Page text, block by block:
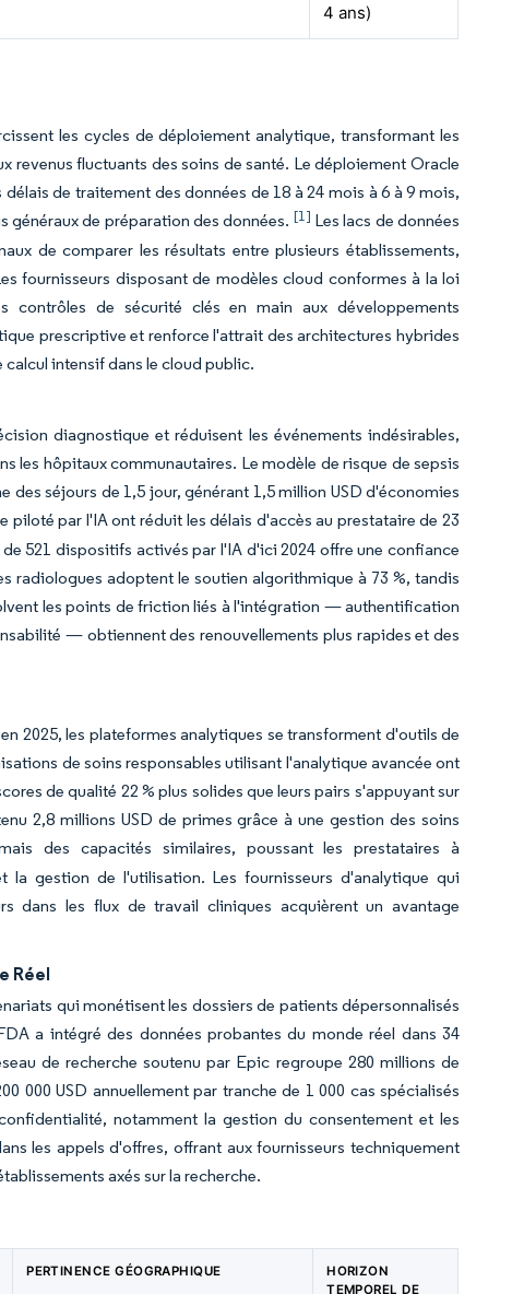
4 ans)
les cycles de déploiement analytique, transformant les
revenus fluctuants des soins de santé. Le déploiement Oracle
de traitement des données de 18 à 24 mois à 6 à 9 mois,
généraux de préparation des données. [1] Les lacs de données
de comparer les résultats entre plusieurs établissements,
fournisseurs disposant de modèles cloud conformes à la loi
contrôles de sécurité clés en main aux développements
prescriptive et renforce l'attrait des architectures hybrides
intensif dans le cloud public.
diagnostique et réduisent les événements indésirables,
les hôpitaux communautaires. Le modèle de risque de sepsis
séjours de 1,5 jour, générant 1,5 million USD d'économies
piloté par l'IA ont réduit les délais d'accès au prestataire de 23
521 dispositifs activés par l'IA d'ici 2024 offre une confiance
radiologues adoptent le soutien algorithmique à 73 %, tandis
les points de friction liés à l'intégration — authentification
— obtiennent des renouvellements plus rapides et des
2025, les plateformes analytiques se transforment d'outils de
de soins responsables utilisant l'analytique avancée ont
de qualité 22 % plus solides que leurs pairs s'appuyant sur
2,8 millions USD de primes grâce à une gestion des soins
des capacités similaires, poussant les prestataires à
gestion de l'utilisation. Les fournisseurs d'analytique qui
dans les flux de travail cliniques acquièrent un avantage
Réel
qui monétisent les dossiers de patients dépersonnalisés
a intégré des données probantes du monde réel dans 34
de recherche soutenu par Epic regroupe 280 millions de
000 USD annuellement par tranche de 1 000 cas spécialisés
notamment la gestion du consentement et les
les appels d'offres, offrant aux fournisseurs techniquement
axés sur la recherche.
PERTINENCE GÉOGRAPHIQUE
HORIZON
TEMPOREL DE